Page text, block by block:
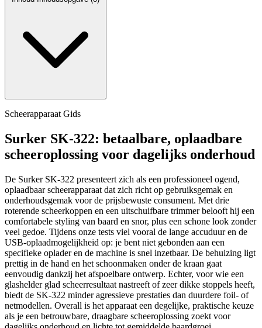
Scheerapparaat Gids
Surker SK-322: betaalbare, oplaadbare
scheeroplossing voor dagelijks onderhoud
De Surker SK-322 presenteert zich als een professioneel ogend,
oplaadbaar scheerapparaat dat zich richt op gebruiksgemak en
onderhoudsgemak voor de prijsbewuste consument. Met drie
roterende scheerkoppen en een uitschuifbare trimmer belooft hij een
comfortabele styling van baard en snor, plus een schone look zonder
veel gedoe. Tijdens onze tests viel vooral de lange accuduur en de
USB-oplaadmogelijkheid op: je bent niet gebonden aan een
specifieke oplader en de machine is snel inzetbaar. De behuizing ligt
prettig in de hand en het schoonmaken onder de kraan gaat
eenvoudig dankzij het afspoelbare ontwerp. Echter, voor wie een
glashelder glad scheerresultaat nastreeft of zeer dikke stoppels heeft,
biedt de SK-322 minder agressieve prestaties dan duurdere foil- of
netmodellen. Overall is het apparaat een degelijke, praktische keuze
als je een betrouwbare, draagbare scheeroplossing zoekt voor